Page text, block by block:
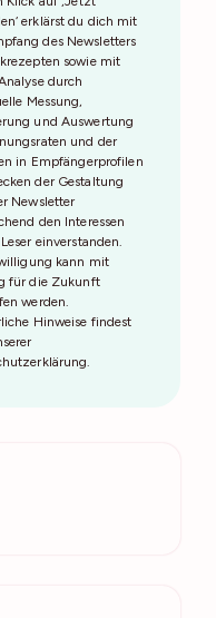
erklärst du dich mit
des Newsletters
sowie mit
durch
Messung,
und Auswertung
und der
in Empfängerprofilen
der Gestaltung
Newsletter
den Interessen
einverstanden.
kann mit
für die Zukunft
werden.
Hinweise findest
.